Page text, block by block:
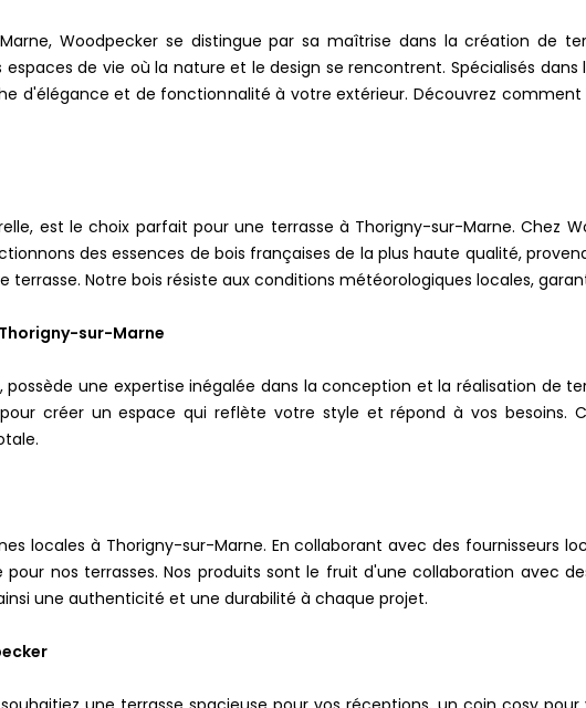
Woodpecker se distingue par sa maîtrise dans la création de
de vie où la nature et le design se rencontrent. Spécialisés
d'élégance et de fonctionnalité à votre extérieur. Découvrez
est le choix parfait pour une terrasse à Thorigny-sur-Marne. Chez
des essences de bois françaises de la plus haute qualité,
Notre bois résiste aux conditions météorologiques locales,
sur-Marne
une expertise inégalée dans la conception et la réalisation de
créer un espace qui reflète votre style et répond à vos besoins.
locales à Thorigny-sur-Marne. En collaborant avec des fournisseurs
nos terrasses. Nos produits sont le fruit d'une collaboration avec
une authenticité et une durabilité à chaque projet.